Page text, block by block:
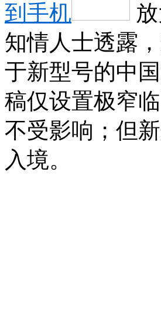
到手机
知情人士透露
于新型号的中
稿仅设置极窄
不受影响；但
入境。